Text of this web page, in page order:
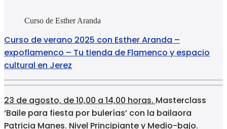
Curso de Esther Aranda
Curso de verano 2025 con Esther Aranda –
expoflamenco – Tu tienda de Flamenco y espacio
cultural en Jerez
23 de agosto, de 10,00 a 14,00 horas. Masterclass
‘Baile para fiesta por bulerías’ con la bailaora
Patricia Manes. Nivel Principiante y Medio-bajo.